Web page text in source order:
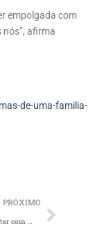
empolgada com
afirma
de-uma-familia-
PRÓXIMO
Heineken 0.0 surpreende usuários do Twitter com ação pós Carnaval